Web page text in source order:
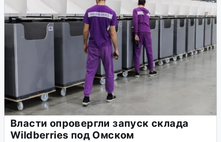
Власти опровергли запуск склада
Wildberries под Омском